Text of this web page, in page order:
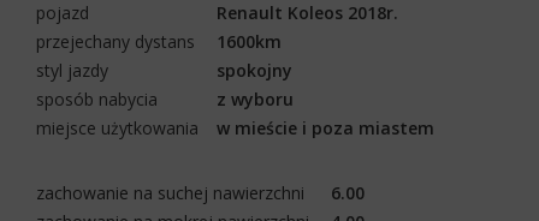
pojazd
Renault Koleos 2018r.
przejechany dystans
1600km
styl jazdy
spokojny
sposób nabycia
z wyboru
miejsce użytkowania
w mieście i poza miastem
zachowanie na suchej nawierzchni
6.00